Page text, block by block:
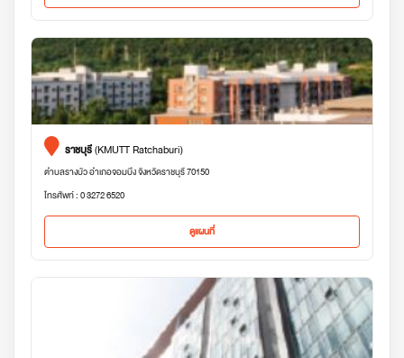
ราชบุรี(KMUTT Ratchaburi)
ตำบลรางบัว อำเภอจอมบึง จังหวัดราชบุรี 70150
โทรศัพท์ : 0 3272 6520
ดูแผนที่